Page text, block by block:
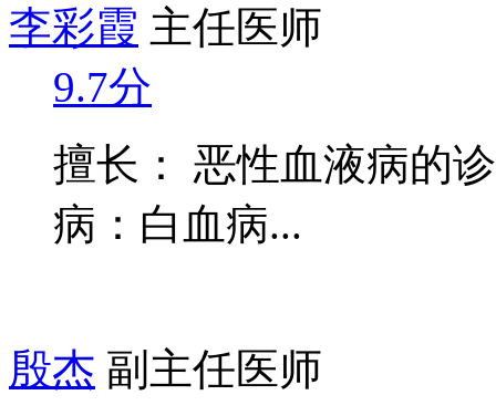
李彩霞 主任医师
9.7分
擅长： 恶性血液病的
病：白血病...
殷杰 副主任医师